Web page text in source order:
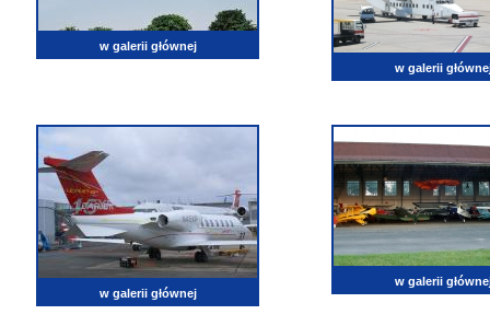
w galerii głównej
w galerii
w galerii głównej
w galerii